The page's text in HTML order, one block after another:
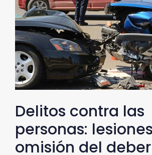
Delitos contra las
personas:
omisión del